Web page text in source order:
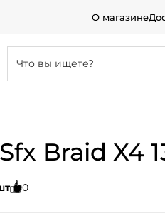
О магазине
Braid X4
0